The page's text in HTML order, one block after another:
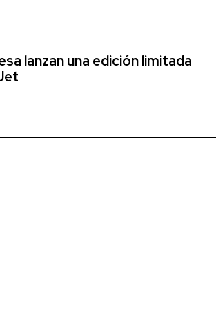
lanzan una edición limitada